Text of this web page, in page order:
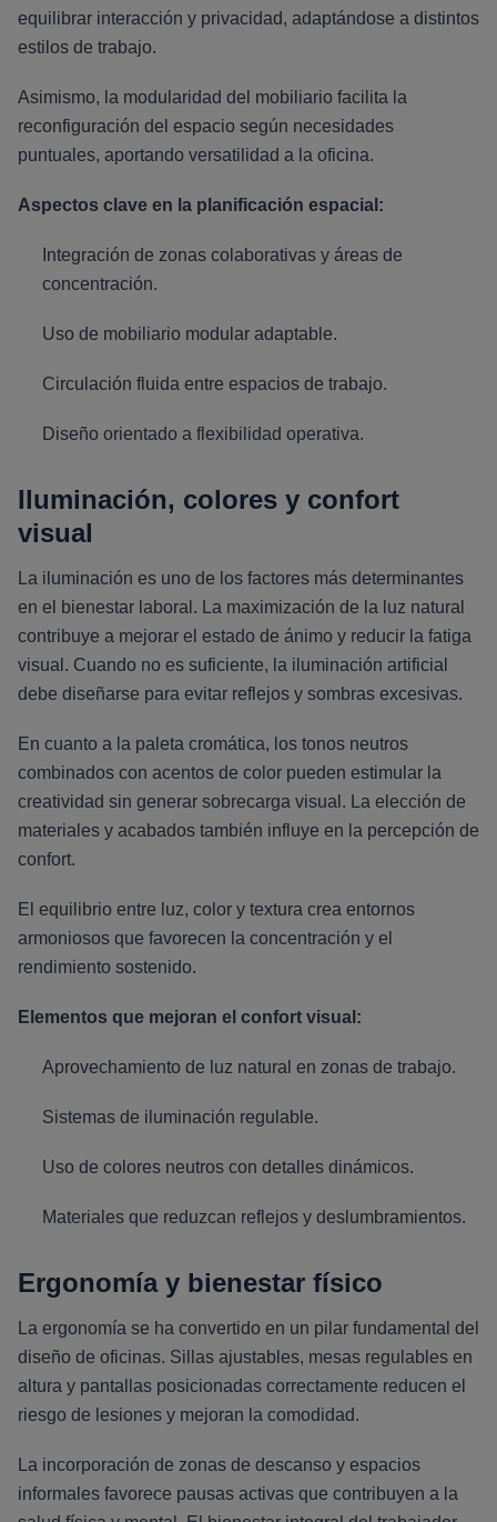
equilibrar interacción y privacidad, adaptándose a distintos
estilos de trabajo.
Asimismo, la modularidad del mobiliario facilita la
reconfiguración del espacio según necesidades
puntuales, aportando versatilidad a la oficina.
Aspectos clave en la planificación espacial:
Integración de zonas colaborativas y áreas de
concentración.
Uso de mobiliario modular adaptable.
Circulación fluida entre espacios de trabajo.
Diseño orientado a flexibilidad operativa.
Iluminación, colores y confort
visual
La iluminación es uno de los factores más determinantes
en el bienestar laboral. La maximización de la luz natural
contribuye a mejorar el estado de ánimo y reducir la fatiga
visual. Cuando no es suficiente, la iluminación artificial
debe diseñarse para evitar reflejos y sombras excesivas.
En cuanto a la paleta cromática, los tonos neutros
combinados con acentos de color pueden estimular la
creatividad sin generar sobrecarga visual. La elección de
materiales y acabados también influye en la percepción de
confort.
El equilibrio entre luz, color y textura crea entornos
armoniosos que favorecen la concentración y el
rendimiento sostenido.
Elementos que mejoran el confort visual:
Aprovechamiento de luz natural en zonas de trabajo.
Sistemas de iluminación regulable.
Uso de colores neutros con detalles dinámicos.
Materiales que reduzcan reflejos y deslumbramientos.
Ergonomía y bienestar físico
La ergonomía se ha convertido en un pilar fundamental del
diseño de oficinas. Sillas ajustables, mesas regulables en
altura y pantallas posicionadas correctamente reducen el
riesgo de lesiones y mejoran la comodidad.
La incorporación de zonas de descanso y espacios
informales favorece pausas activas que contribuyen a la